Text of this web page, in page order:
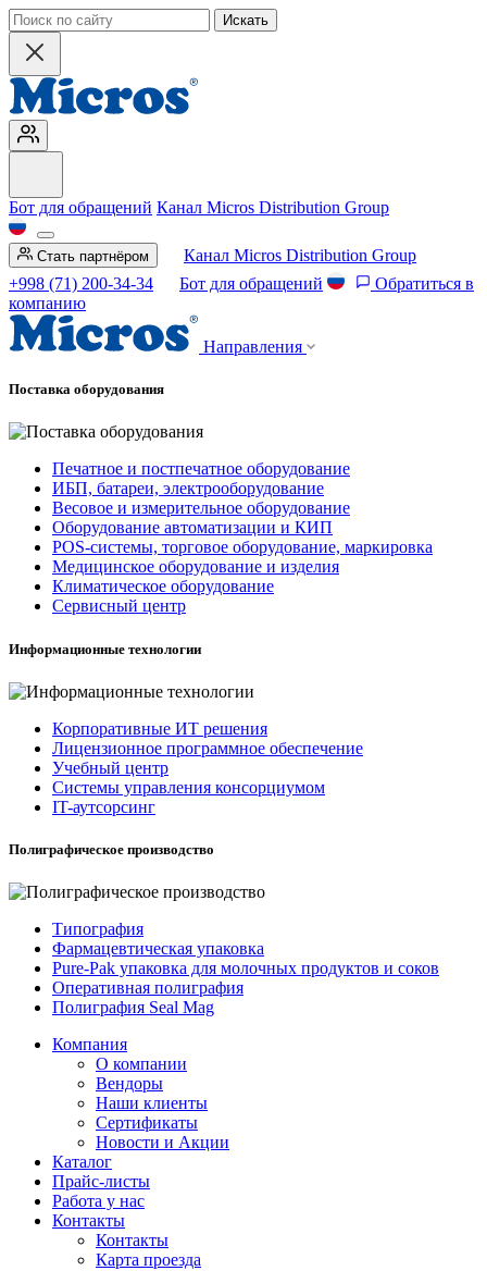
Искать
Бот для обращений Канал Micros Distribution Group
Стать партнёром
Канал Micros Distribution Group
+998 (71) 200-34-34
Бот для обращений
Обратиться в
компанию
Направления
Поставка оборудования
Печатное и постпечатное оборудование
ИБП, батареи, электрооборудование
Весовое и измерительное оборудование
Оборудование автоматизации и КИП
POS-системы, торговое оборудование, маркировка
Медицинское оборудование и изделия
Климатическое оборудование
Сервисный центр
Информационные технологии
Корпоративные ИТ решения
Лицензионное программное обеспечение
Учебный центр
Системы управления консорциумом
IT-аутсорсинг
Полиграфическое производство
Типография
Фармацевтическая упаковка
Pure-Pak упаковка для молочных продуктов и соков
Оперативная полиграфия
Полиграфия Seal Mag
Компания
О компании
Вендоры
Наши клиенты
Сертификаты
Новости и Акции
Каталог
Прайс-листы
Работа у нас
Контакты
Контакты
Карта проезда